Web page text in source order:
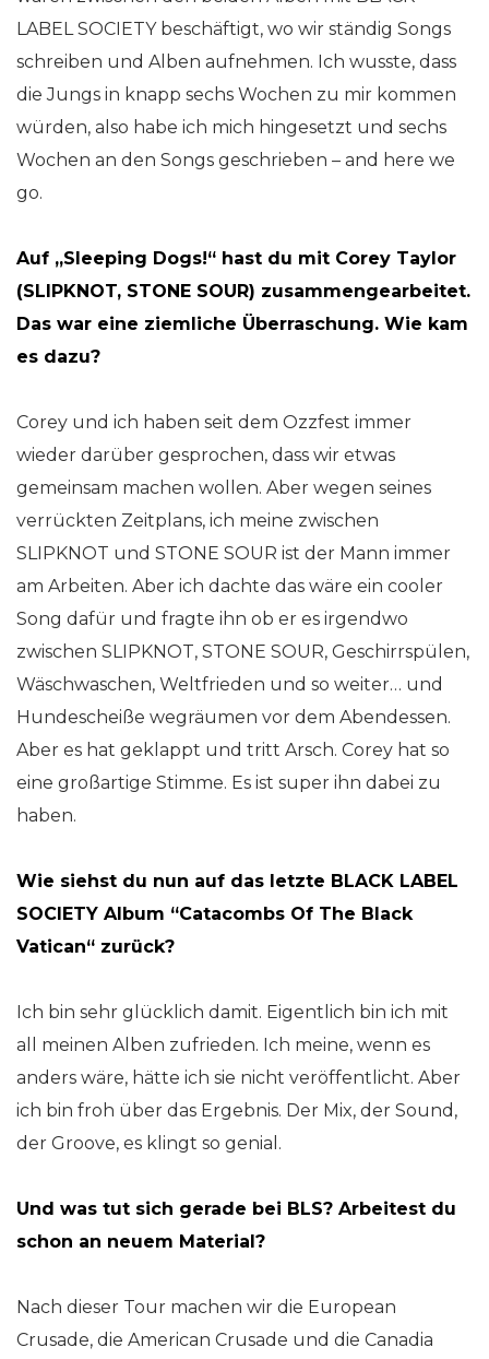
LABEL SOCIETY beschäftigt, wo wir ständig Songs
schreiben und Alben aufnehmen. Ich wusste, dass
die Jungs in knapp sechs Wochen zu mir kommen
würden, also habe ich mich hingesetzt und sechs
Wochen an den Songs geschrieben – and here we
go.
Auf „Sleeping Dogs!“ hast du mit Corey Taylor
(SLIPKNOT, STONE SOUR) zusammengearbeitet.
Das war eine ziemliche Überraschung. Wie kam
es dazu?
Corey und ich haben seit dem Ozzfest immer
wieder darüber gesprochen, dass wir etwas
gemeinsam machen wollen. Aber wegen seines
verrückten Zeitplans, ich meine zwischen
SLIPKNOT und STONE SOUR ist der Mann immer
am Arbeiten. Aber ich dachte das wäre ein cooler
Song dafür und fragte ihn ob er es irgendwo
zwischen SLIPKNOT, STONE SOUR, Geschirrspülen,
Wäschwaschen, Weltfrieden und so weiter… und
Hundescheiße wegräumen vor dem Abendessen.
Aber es hat geklappt und tritt Arsch. Corey hat so
eine großartige Stimme. Es ist super ihn dabei zu
haben.
Wie siehst du nun auf das letzte BLACK LABEL
SOCIETY Album “Catacombs Of The Black
Vatican“ zurück?
Ich bin sehr glücklich damit. Eigentlich bin ich mit
all meinen Alben zufrieden. Ich meine, wenn es
anders wäre, hätte ich sie nicht veröffentlicht. Aber
ich bin froh über das Ergebnis. Der Mix, der Sound,
der Groove, es klingt so genial.
Und was tut sich gerade bei BLS? Arbeitest du
schon an neuem Material?
Nach dieser Tour machen wir die European
Crusade, die American Crusade und die Canadia